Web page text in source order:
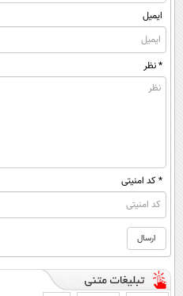
ایمیل
* نظر
* کد امنیتی